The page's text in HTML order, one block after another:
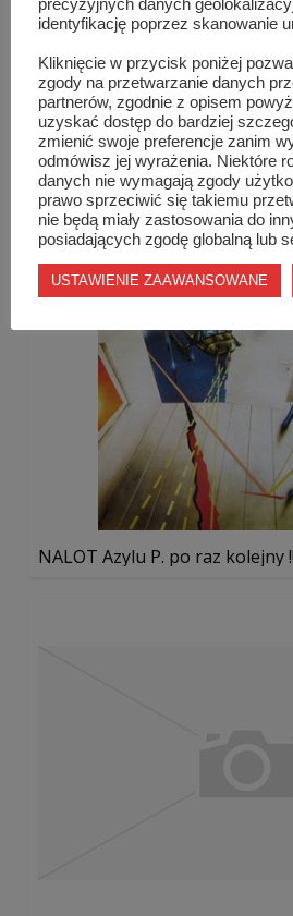
WIANKI 2016 – zapraszamy!
NALOT Azylu P. po raz kolejny
precyzyjnych danych
identyfikację poprzez skanowanie
Kliknięcie w przycisk poniżej
zgody na przetwarzanie danych
partnerów, zgodnie z opisem
uzyskać dostęp do bardziej
zmienić swoje preferencje zanim
odmówisz jej wyrażenia. Niektóre
danych nie wymagają zgody
prawo sprzeciwić się takiemu
nie będą miały zastosowania do
posiadających zgodę globalną lub
USTAWIENIE ZAAWANSOWANE